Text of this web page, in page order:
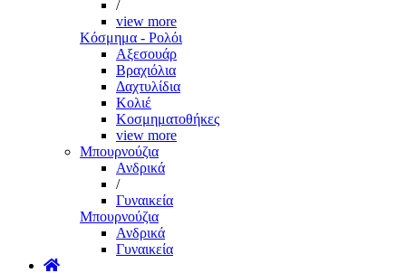
/
view more
Κόσμημα - Ρολόι
Αξεσουάρ
Βραχιόλια
Δαχτυλίδια
Κολιέ
Κοσμηματοθήκες
view more
Μπουρνούζια
Ανδρικά
/
Γυναικεία
Μπουρνούζια
Ανδρικά
Γυναικεία